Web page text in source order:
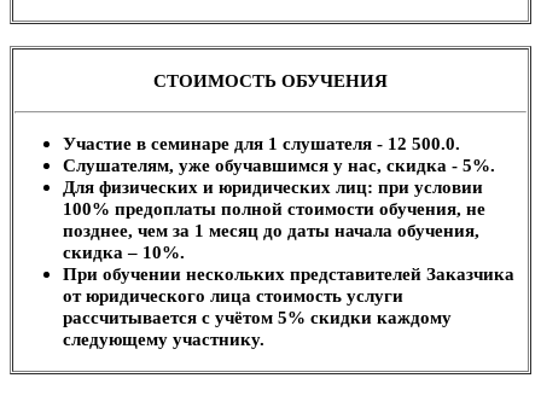
СТОИМОСТЬ ОБУЧЕНИЯ
Участие в семинаре для 1 слушателя - 12 500.0.
Слушателям, уже обучавшимся у нас, скидка - 5%.
Для физических и юридических лиц: при условии
100% предоплаты полной стоимости обучения, не
позднее, чем за 1 месяц до даты начала обучения,
скидка – 10%.
При обучении нескольких представителей Заказчика
от юридического лица стоимость услуги
рассчитывается с учётом 5% скидки каждому
следующему участнику.